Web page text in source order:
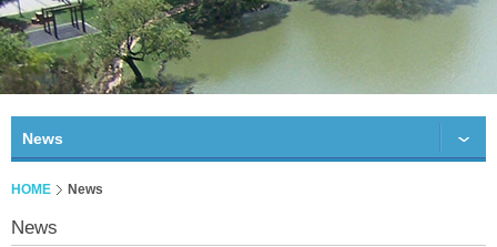
News
HOME News
News